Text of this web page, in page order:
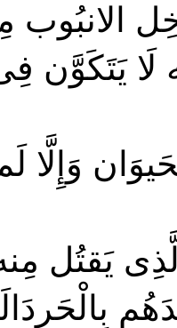
لَا
وَإِلَّا
يَقتُل
(¹) هُو